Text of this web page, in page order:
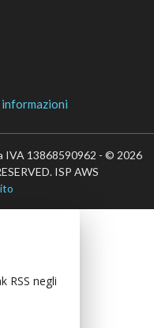
IVA 13868590962 - © 2026
ISP AWS
RSS negli